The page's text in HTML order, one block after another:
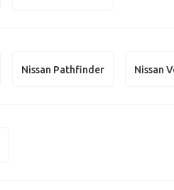
Nissan Pathfinder Nissan